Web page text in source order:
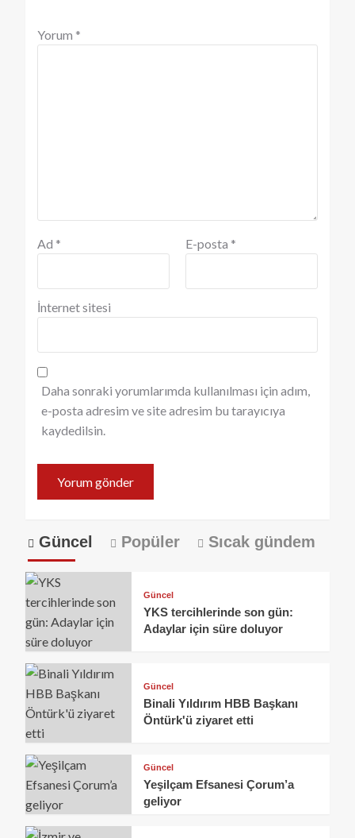
Yorum *
Ad * E-posta *
İnternet sitesi
Daha sonraki yorumlarımda kullanılması için adım,
e-posta adresim ve site adresim bu tarayıcıya
kaydedilsin.
Güncel Popüler Sıcak gündem
Güncel
YKS tercihlerinde son gün:
Adaylar için süre doluyor
Güncel
Binali Yıldırım HBB Başkanı
Öntürk'ü ziyaret etti
Güncel
Yeşilçam Efsanesi Çorum’a
geliyor